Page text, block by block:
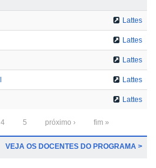
Lattes
Lattes
Lattes
Lattes
Lattes
4 5 próximo › fim »
VEJA OS DOCENTES DO PROGRAMA >